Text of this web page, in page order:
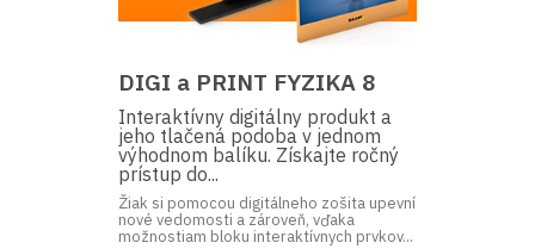
DIGI a PRINT FYZIKA 8
Interaktívny digitálny produkt a
jeho tlačená podoba v jednom
výhodnom balíku. Získajte ročný
prístup do...
Žiak si pomocou digitálneho zošita upevní
nové vedomosti a zároveň, vďaka
možnostiam bloku interaktívnych prvkov...